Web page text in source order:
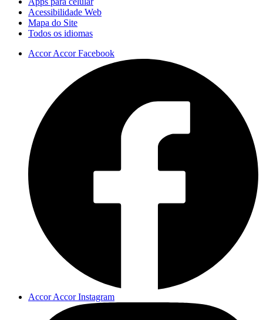
Acessibilidade Web
Mapa do Site
Todos os idiomas
Accor Accor Facebook
Accor Accor Instagram